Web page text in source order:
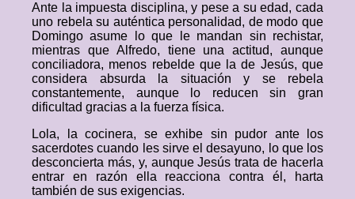
Ante la impuesta disciplina, y pese a su edad, cada
uno rebela su auténtica personalidad, de modo que
Domingo asume lo que le mandan sin rechistar,
mientras que Alfredo, tiene una actitud, aunque
conciliadora, menos rebelde que la de Jesús, que
considera absurda la situación y se rebela
constantemente, aunque lo reducen sin gran
dificultad gracias a la fuerza física.
Lola, la cocinera, se exhibe sin pudor ante los
sacerdotes cuando les sirve el desayuno, lo que los
desconcierta más, y, aunque Jesús trata de hacerla
entrar en razón ella reacciona contra él, harta
también de sus exigencias.